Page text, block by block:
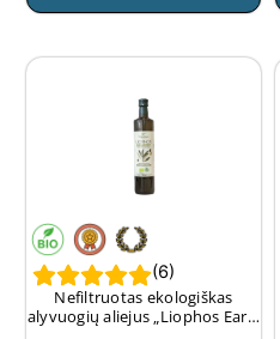
(6)
Nefiltruotas ekologiškas
alyvuogių aliejus „Liophos Early